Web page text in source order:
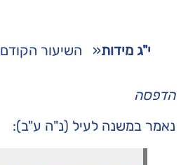
י"ג מידות« השיעור הקודם
הדפסה
נאמר במשנה לעיל (נ"ה ע"ב):